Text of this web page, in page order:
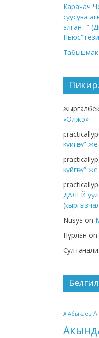
Карачач
суусуна
алган…”
Ньюс”
«Олжо»
күйгөнү”
күйгөнү”
ДАЛЕЙ
Nusya on
Нұрлан on
Султанали
А.Абыкаев